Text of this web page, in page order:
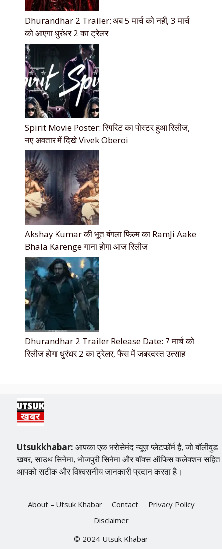
Dhurandhar 2 Trailer: अब 5 मार्च को नही, 3 मार्च
को आएगा धुरंधर 2 का ट्रेलर
Spirit Movie Poster: स्पिरिट का पोस्टर हुआ रिलीज,
नए अवतार में दिखे Vivek Oberoi
Akshay Kumar की भूत बंगला फिल्म का RamJi Aake
Bhala Karenge गाना होगा आज रिलीज
Dhurandhar 2 Trailer Release Date: 7 मार्च को
रिलीज होगा धुरंधर 2 का ट्रेलर, फैंस में जबरदस्त उत्साह
Utsukkhabar: आपका एक भरोसेमंद न्यूज़ प्लेटफॉर्म है, जो बॉलीवुड
खबर, साउथ सिनेमा, भोजपुरी सिनेमा और बॉक्स ऑफिस कलेक्शन सहित
आपको सटीक और विश्वसनीय जानकारी प्रदान करता है।
About – Utsuk Khabar Contact
Privacy Policy
Disclaimer
© 2024 Utsuk Khabar